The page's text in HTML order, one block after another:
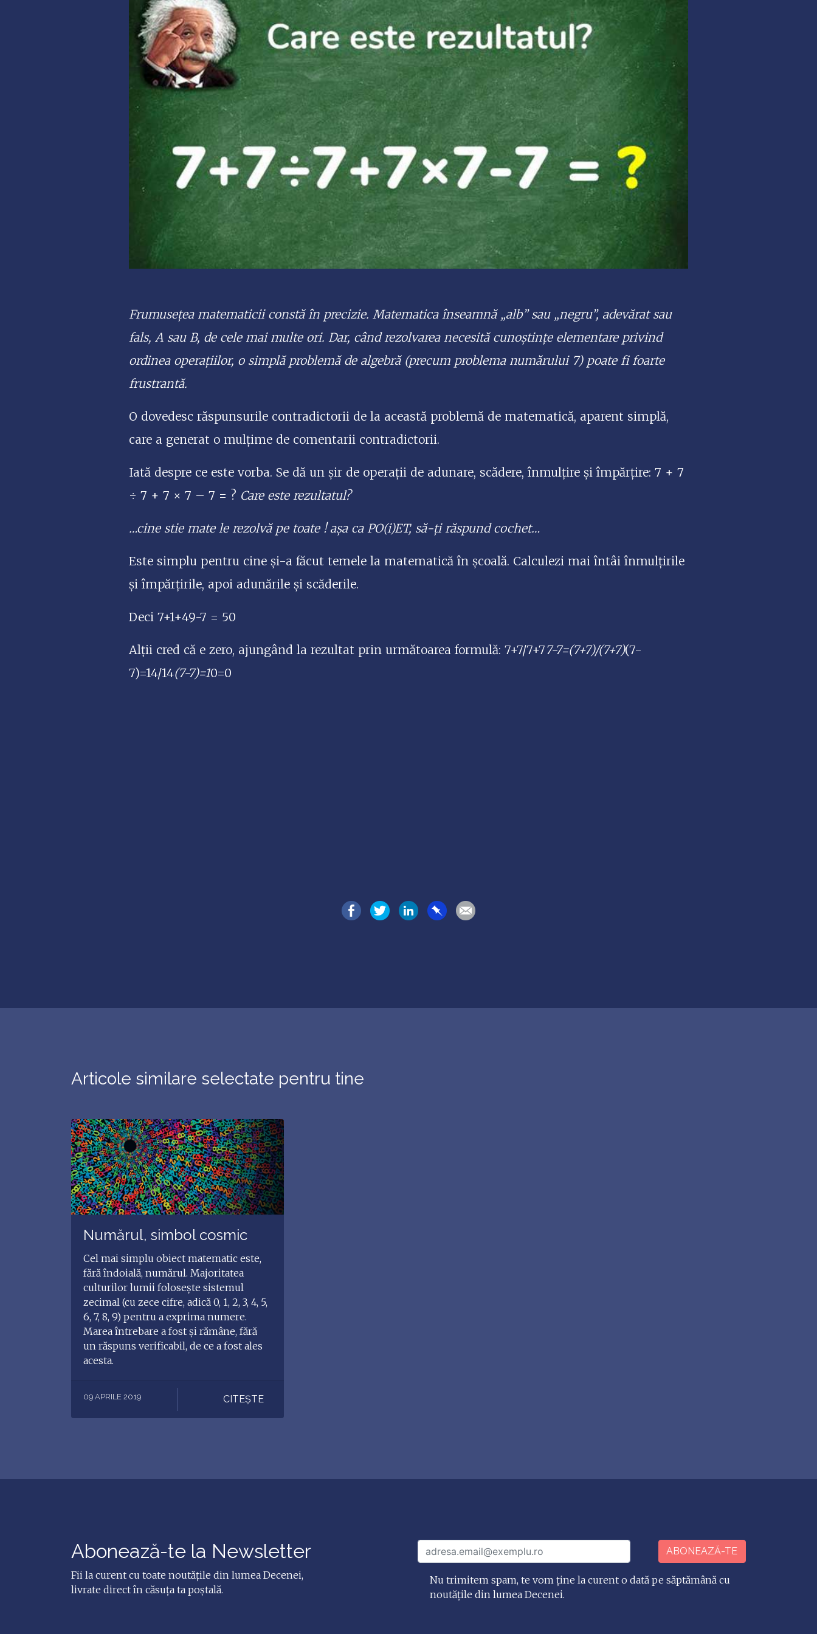
Frumusețea matematicii constă în precizie. Matematica înseamnă „alb” sau „negru”, adevărat sau
fals, A sau B, de cele mai multe ori. Dar, când rezolvarea necesită cunoștințe elementare privind
ordinea operațiilor, o simplă problemă de algebră (precum problema numărului 7) poate fi foarte
frustrantă.
O dovedesc răspunsurile contradictorii de la această problemă de matematică, aparent simplă,
care a generat o mulțime de comentarii contradictorii.
Iată despre ce este vorba. Se dă un șir de operații de adunare, scădere, înmulțire și împărțire: 7 + 7
÷ 7 + 7 × 7 – 7 = ? Care este rezultatul?
…cine stie mate le rezolvă pe toate ! așa ca PO(i)ET, să-ți răspund cochet…
Este simplu pentru cine și-a făcut temele la matematică în școală. Calculezi mai întâi înmulțirile
și împărțirile, apoi adunările și scăderile.
Deci 7+1+49-7 = 50
Alții cred că e zero, ajungând la rezultat prin următoarea formulă: 7+7/7+77-7=(7+7)/(7+7)(7-
7)=14/14(7-7)=10=0
Articole similare selectate pentru tine
Numărul, simbol cosmic
Cel mai simplu obiect matematic este,
fără îndoială, numărul. Majoritatea
culturilor lumii folosește sistemul
zecimal (cu zece cifre, adică 0, 1, 2, 3, 4, 5,
6, 7, 8, 9) pentru a exprima numere.
Marea întrebare a fost și rămâne, fără
un răspuns verificabil, de ce a fost ales
acesta.
09 APRILE 2019 CITEȘTE
Abonează-te la Newsletter
Fii la curent cu toate noutățile din lumea Decenei,
livrate direct în căsuța ta poștală.
ABONEAZĂ-TE
Nu trimitem spam, te vom ține la curent o dată pe săptămână cu
noutățile din lumea Decenei.